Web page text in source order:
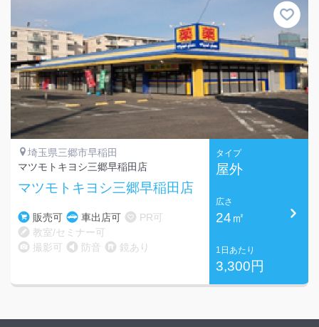
埼玉県三郷市早稲田
マツモトキヨシ三郷早稲田店
マツモトキヨシ三郷早稲田店
販売可 車出店可
PR可
教室/セミナー可
撮影可
防音 鏡あり
タイプ
屋外
広さ
24㎡
1日あたり
3,300円